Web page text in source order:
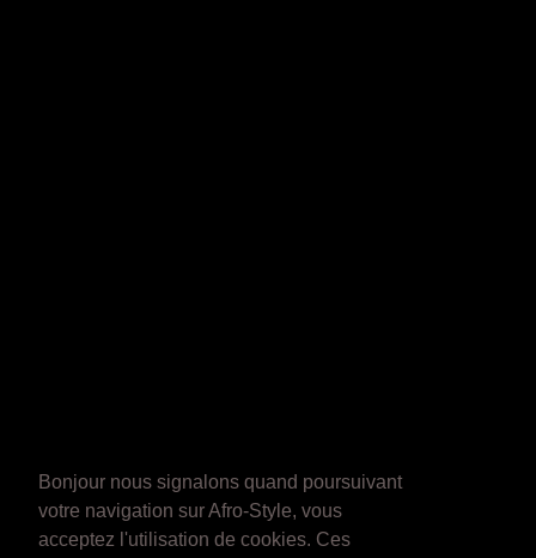
Bonjour nous signalons quand poursuivant
votre navigation sur Afro-Style, vous
acceptez l'utilisation de cookies. Ces